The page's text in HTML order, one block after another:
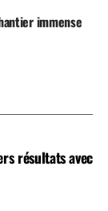
immense
résultats avec